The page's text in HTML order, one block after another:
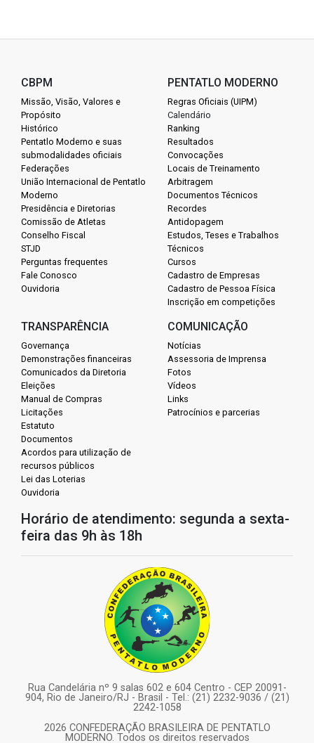
CBPM
Missão, Visão, Valores e
Propósito
Histórico
Pentatlo Moderno e suas
submodalidades oficiais
Federações
União Internacional de Pentatlo
Moderno
Presidência e Diretorias
Comissão de Atletas
Conselho Fiscal
STJD
Perguntas frequentes
Fale Conosco
Ouvidoria
PENTATLO MODERNO
Regras Oficiais (UIPM)
Calendário
Ranking
Resultados
Convocações
Locais de Treinamento
Arbitragem
Documentos Técnicos
Recordes
Antidopagem
Estudos, Teses e Trabalhos
Técnicos
Cursos
Cadastro de Empresas
Cadastro de Pessoa Física
Inscrição em competições
TRANSPARÊNCIA
Governança
Demonstrações financeiras
Comunicados da Diretoria
Eleições
Manual de Compras
Licitações
Estatuto
Documentos
Acordos para utilização de
recursos públicos
Lei das Loterias
Ouvidoria
COMUNICAÇÃO
Notícias
Assessoria de Imprensa
Fotos
Vídeos
Links
Patrocínios e parcerias
Horário de atendimento: segunda a sexta-
feira das 9h às 18h
Rua Candelária nº 9 salas 602 e 604 Centro - CEP 20091-
904, Rio de Janeiro/RJ - Brasil - Tel.: (21) 2232-9036 / (21)
2242-1058
2026 CONFEDERAÇÃO BRASILEIRA DE PENTATLO
MODERNO. Todos os direitos reservados